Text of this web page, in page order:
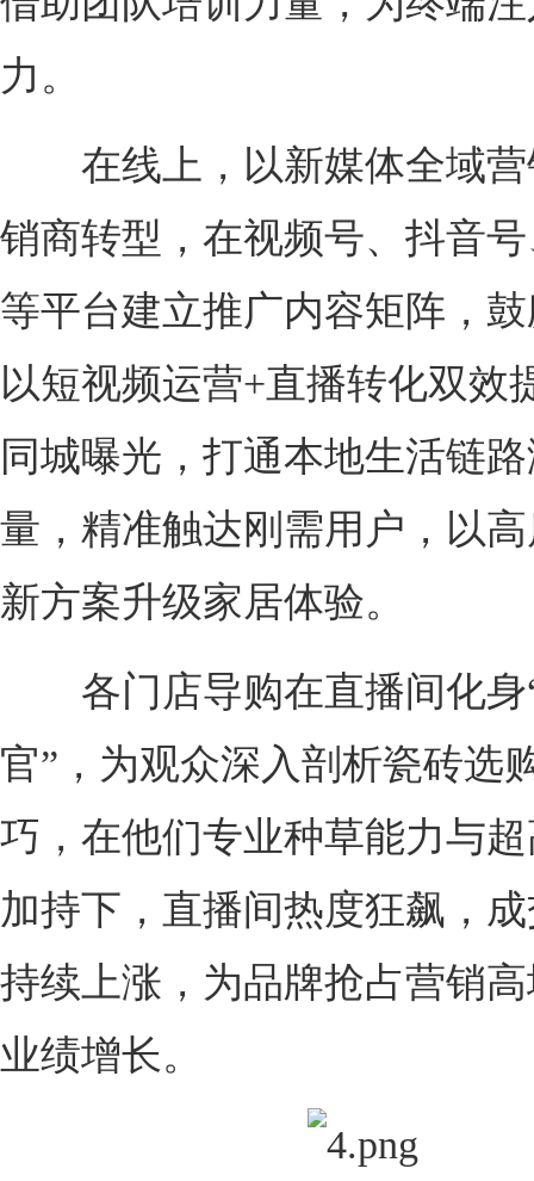
力。
在线上，以新媒体全域营
销商转型，在视频号、抖音
等平台建立推广内容矩阵，
以短视频运营+直播转化双效
同城曝光，打通本地生活链
量，精准触达刚需用户，以
新方案升级家居体验。
各门店导购在直播间化身
官”，为观众深入剖析瓷砖选
巧，在他们专业种草能力与
加持下，直播间热度狂飙，
持续上涨，为品牌抢占营销
业绩增长。